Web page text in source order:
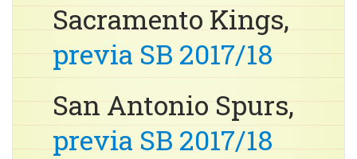
Sacramento Kings,
previa SB 2017/18
San Antonio Spurs,
previa SB 2017/18